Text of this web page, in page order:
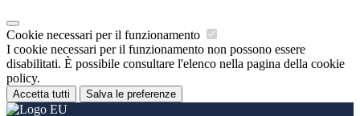
Cookie necessari per il funzionamento
I cookie necessari per il funzionamento non possono essere
disabilitati. È possibile consultare l'elenco nella pagina della cookie
policy.
Accetta tutti Salva le preferenze